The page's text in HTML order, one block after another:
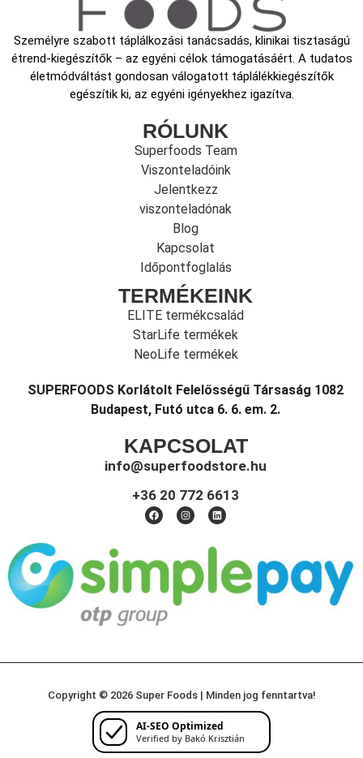
Személyre szabott táplálkozási tanácsadás, klinikai tisztaságú
étrend-kiegészítők – az egyéni célok támogatásáért. A tudatos
életmódváltást gondosan válogatott táplálékkiegészítők
egészítik ki, az egyéni igényekhez igazítva.
RÓLUNK
Superfoods Team
Viszonteladóink
Jelentkezz
viszonteladónak
Blog
Kapcsolat
Időpontfoglalás
TERMÉKEINK
ELITE termékcsalád
StarLife termékek
NeoLife termékek
SUPERFOODS Korlátolt Felelősségű Társaság 1082
Budapest, Futó utca 6. 6. em. 2.
KAPCSOLAT
info@superfoodstore.hu
+36 20 772 6613
Copyright © 2026 Super Foods | Minden jog fenntartva!
AI-SEO Optimized
Verified by Bakó Krisztián